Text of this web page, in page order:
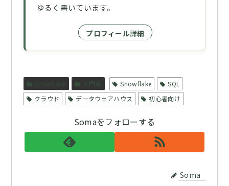
ゆるく書いています。
プロフィール詳細
Snowflake 入門系 Snowflake
SQL
クラウド
データウェアハウス 初心者向け
Somaをフォローする
Soma